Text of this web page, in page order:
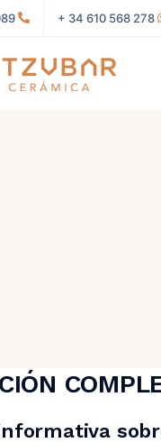
+ 34 610 568 278